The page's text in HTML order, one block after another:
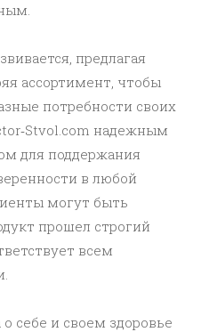
предлагая
ассортимент, чтобы
потребности своих
надежным
для поддержания
в любой
могут быть
прошел строгий
всем
себе и своем здоровье